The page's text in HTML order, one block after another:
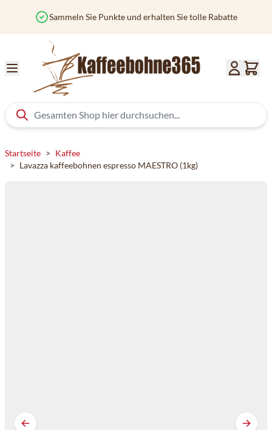
Sammeln Sie Punkte und erhalten Sie tolle Rabatte
Startseite > Kaffee
> Lavazza kaffeebohnen espresso MAESTRO (1kg)